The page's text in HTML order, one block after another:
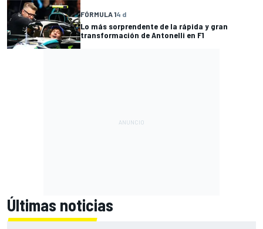
FÓRMULA 14 d
Lo más sorprendente de la rápida y gran
transformación de Antonelli en F1
Últimas noticias